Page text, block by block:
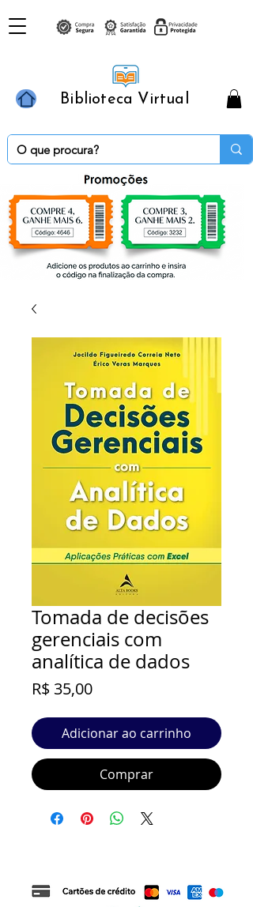
Biblioteca Virtual
Tomada de decisões
gerenciais com
analítica de dados
R$ 35,00Preço
Adicionar ao carrinho
Comprar